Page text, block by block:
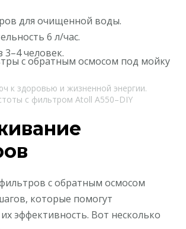
для очищенной воды.
6 л/час.
3–4 человек.
к здоровью и жизненной энергии.
с фильтром Atoll A550–DIY
с обратным осмосом
которые помогут
эффективность. Вот несколько